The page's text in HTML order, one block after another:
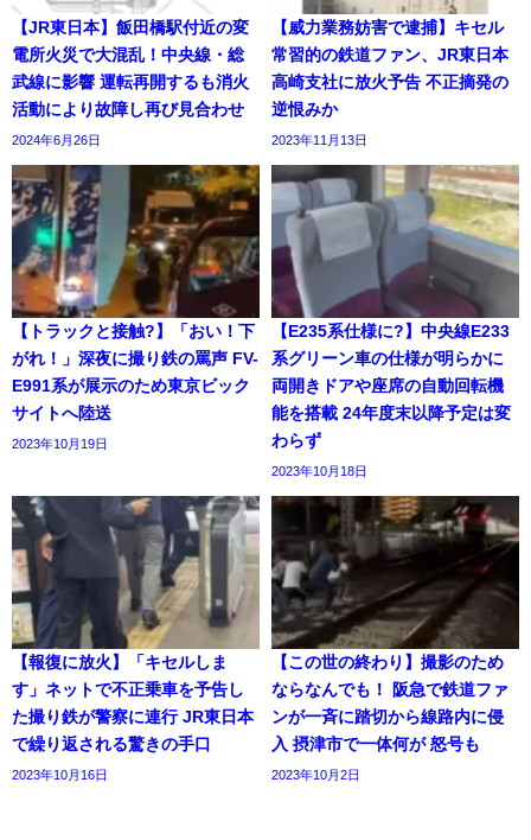
【JR東日本】飯田橋駅付近の変
電所火災で大混乱！中央線・総
武線に影響 運転再開するも消火
活動により故障し再び見合わせ
2024年6月26日
【威力業務妨害で逮捕】キセル
常習的の鉄道ファン、JR東日本
高崎支社に放火予告 不正摘発の
逆恨みか
2023年11月13日
【トラックと接触?】「おい！下
がれ！」深夜に撮り鉄の罵声 FV-
E991系が展示のため東京ビック
サイトへ陸送
2023年10月19日
【E235系仕様に?】中央線E233
系グリーン車の仕様が明らかに
両開きドアや座席の自動回転機
能を搭載 24年度末以降予定は変
わらず
2023年10月18日
【報復に放火】「キセルしま
す」ネットで不正乗車を予告し
た撮り鉄が警察に連行 JR東日本
で繰り返される驚きの手口
2023年10月16日
【この世の終わり】撮影のため
ならなんでも！ 阪急で鉄道ファ
ンが一斉に踏切から線路内に侵
入 摂津市で一体何が 怒号も
2023年10月2日